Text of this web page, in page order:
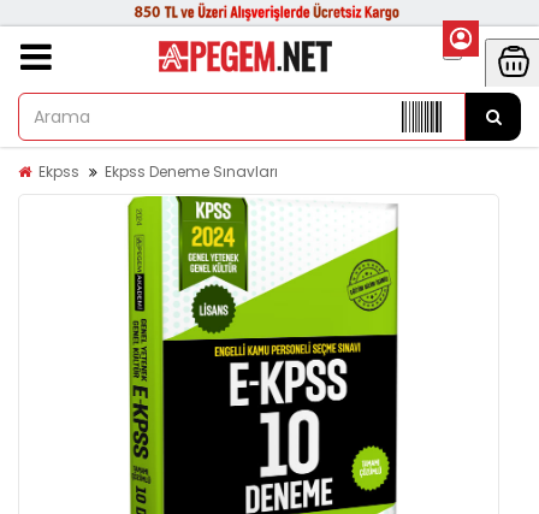
Ekpss Ekpss Deneme Sınavları